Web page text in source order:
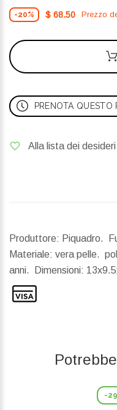
-20% $ 68.50 Prezzo
PRENOTA QUESTO
Alla lista dei desideri
Produttore: Piquadro.
Materiale: vera pelle.
anni.
Dimensioni:
-